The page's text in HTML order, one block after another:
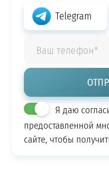
Telegram
Я даю
предоставленной
сайте, чтобы